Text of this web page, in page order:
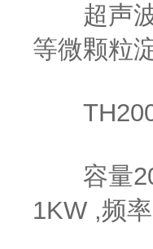
超声波
等微颗粒
容量20L
1KW ,频